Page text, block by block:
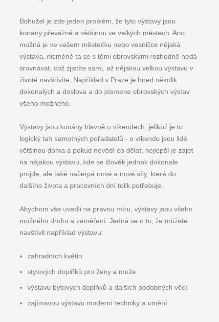
Bohužel je zde jeden problém, že tyto výstavy jsou
konány převážně a většinou ve velkých městech. Ano,
možná je ve vašem městečku nebo vesničce nějaká
výstava, nicméně ta se s těmi obrovskými rozhodně nedá
srovnávat, což zjistíte sami, až nějakou velkou výstavu v
životě navštívíte. Například v Praze je hned několik
dokonalých a doslova a do písmene obrovských výstav
všeho možného.
Výstavy jsou konány hlavně o víkendech, jelikož je to
logický tah samotných pořadatelů - o víkendu jsou lidé
většinou doma a pokud nevědí co dělat, nejlepší je zajet
na nějakou výstavu, kde se člověk jednak dokonale
projde, ale také načerpá nové a nové síly, které do
dalšího života a pracovních dní tolik potřebuje.
Abychom vše uvedli na pravou míru, výstavy jsou všeho
možného druhu a zaměření. Jedná se o to, že můžete
navštívit například výstavu:
zahradních květin
stylových doplňků pro ženy a muže
výstavu bytových doplňků a dalších podobných věcí
zajímavou výstavu moderní techniky a umění